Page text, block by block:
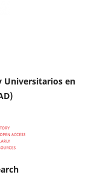
Universitarios en